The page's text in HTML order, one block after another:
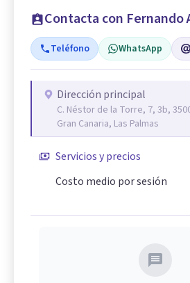
Contacta con Fernando
Teléfono WhatsApp
Dirección principal
C. Néstor de la Torre, 7, 3b,
Gran Canaria, Las Palmas
Servicios y precios
Costo medio por sesión